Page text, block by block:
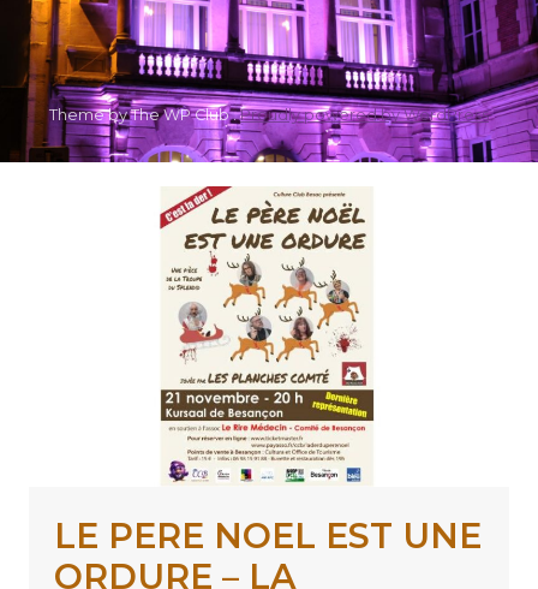
LE PERE NOEL EST UNE
ORDURE – LA
Theme by The WP Club .Proudly powered by WordPress